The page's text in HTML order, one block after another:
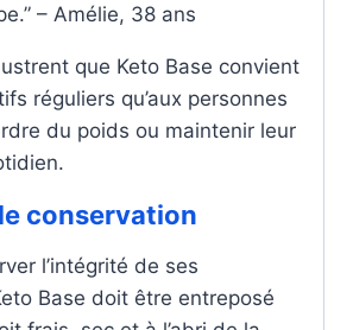
– Amélie, 38 ans
que Keto Base convient
réguliers qu’aux personnes
du poids ou maintenir leur
conservation
l’intégrité de ses
Base doit être entreposé